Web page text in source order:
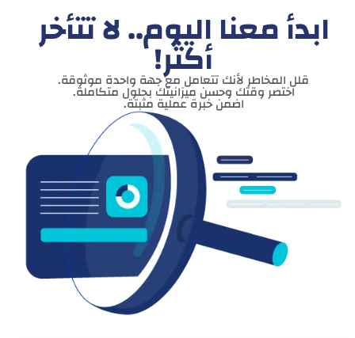
ابدأ معنا اليوم.. لا تتأخر
أكثر!
قلل المخاطر لأنك تتعامل مع جهة واحدة موثوقة.
اختصر وقتك وحسن ميزانيتك بحلول متكاملة.
اضمن خبرة عملية مثبتة.